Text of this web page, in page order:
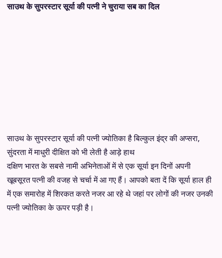
साउथ के सुपरस्टार सूर्या की पत्नी ने चुराया सब का दिल
साउथ के सुपरस्टार सूर्या की पत्नी ज्योतिका है बिल्कुल इंद्र की अप्सरा,
सुंदरता में माधुरी दीक्षित को भी लेती है आड़े हाथ
दक्षिण भारत के सबसे नामी अभिनेताओं में से एक सूर्या इन दिनों अपनी
खूबसूरत पत्नी की वजह से चर्चा में आ गए हैं। आपको बता दें कि सूर्या हाल ही
में एक समारोह में शिरकत करते नजर आ रहे थे जहां पर लोगों की नजर उनकी
पत्नी ज्योतिका के ऊपर पड़ी है।